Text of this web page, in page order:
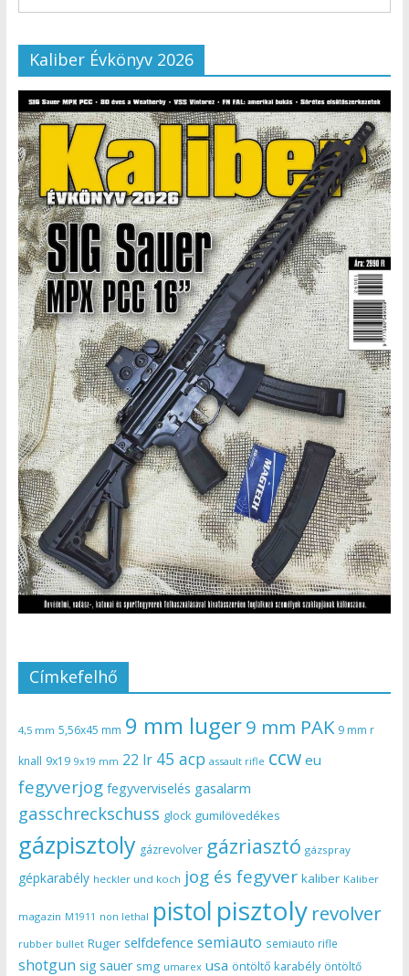
Kaliber Évkönyv 2026
Címkefelhő
4,5 mm 5,56x45 mm 9 mm luger9 mm PAK 9 mm r
knall 9x19 9x19 mm 22 lr 45 acp assault rifle ccw eu
fegyverjog fegyverviselés gasalarm
gasschreckschuss glock gumilövedékes
gázpisztoly gázrevolver gázriasztó gázspray
gépkarabély heckler und koch jog és fegyver kaliber Kaliber
magazin M1911 non lethal pistol pisztoly revolver
rubber bullet Ruger selfdefence semiauto semiauto rifle
shotgun sig sauer smg umarex usa öntöltő karabély öntöltő